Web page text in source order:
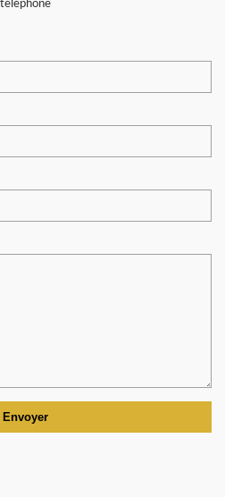
téléphone